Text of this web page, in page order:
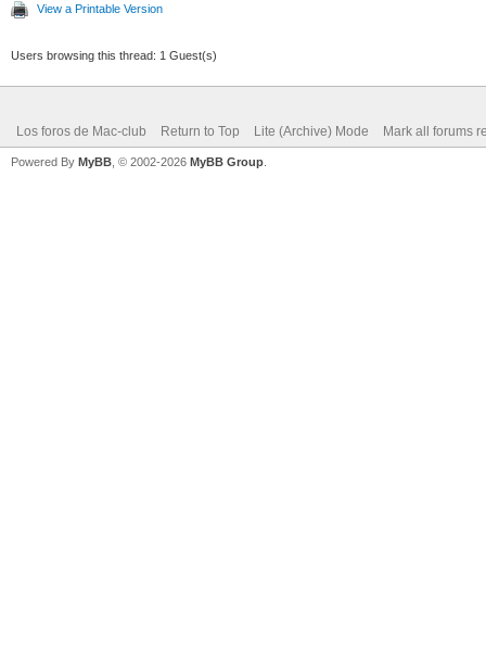
View a Printable Version
Users browsing this thread: 1 Guest(s)
Los foros de Mac-club Return to Top Lite (Archive) Mode Mark all forums
Powered By MyBB , © 2002-2026 MyBB Group